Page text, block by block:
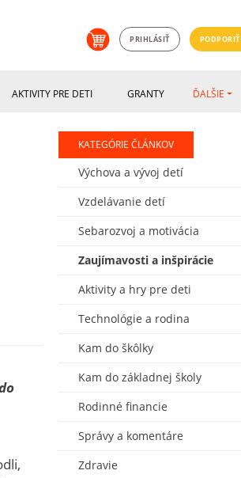
PRIHLÁSIŤ
AKTIVITY PRE DETI GRANTY ĎALŠIE
KATEGÓRIE ČLÁNKOV
Výchova a vývoj detí
Vzdelávanie detí
Sebarozvoj a motivácia
Zaujímavosti a inšpirácie
Aktivity a hry pre deti
Technológie a rodina
Kam do škôlky
Kam do základnej školy
Rodinné financie
Správy a komentáre
Zdravie